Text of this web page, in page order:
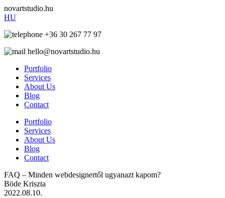
novartstudio.hu
HU
+36 30 267 77 97
hello@novartstudio.hu
Portfolio
Services
About Us
Blog
Contact
Portfolio
Services
About Us
Blog
Contact
FAQ – Minden webdesignertől ugyanazt kapom?
Böde Kriszta
2022.08.10.